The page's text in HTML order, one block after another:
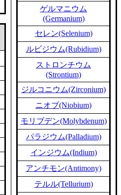
ゲルマニウム
(Germanium)
セレン(Selenium)
ルビジウム(Rubidium)
ストロンチウム
(Strontium)
ジルコニウム(Zirconium)
ニオブ(Niobium)
モリブデン(Molybdenum)
パラジウム(Palladium)
インジウム(Indium)
アンチモン(Antimony)
テルル(Tellurium)